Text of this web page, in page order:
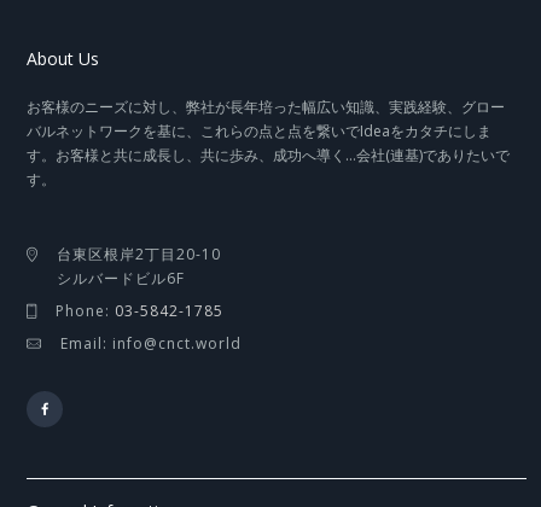
About Us
お客様のニーズに対し、弊社が長年培った幅広い知識、実践経験、グロー
バルネットワークを基に、これらの点と点を繋いでIdeaをカタチにしま
す。お客様と共に成長し、共に歩み、成功へ導く…会社(連基)でありたいで
す。
台東区根岸2丁目20-10
シルバードビル6F
Phone: 03-5842-1785
Email: info@cnct.world